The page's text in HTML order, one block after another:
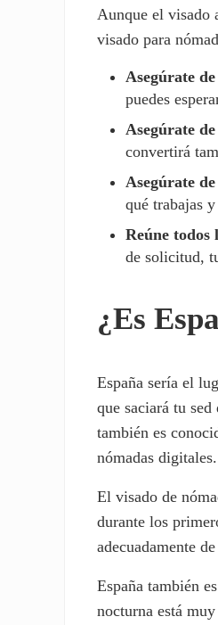
Aunque el visado
visado para
Asegúrate
puedes
Asegúrate
convertirá
Asegúrate
qué trabajas
Reúne todos
de solicitud,
¿Es
España sería el
que saciará tu
también es
nómadas digitales.
El visado de
durante los
adecuadamente
España también
nocturna está